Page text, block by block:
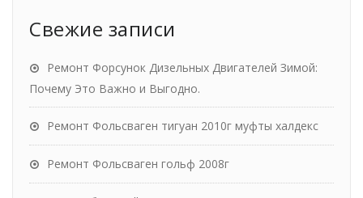
Свежие записи
Ремонт Форсунок Дизельных Двигателей Зимой:
Почему Это Важно и Выгодно.
Ремонт Фольсваген тигуан 2010г муфты халдекс
Ремонт Фольсваген гольф 2008г